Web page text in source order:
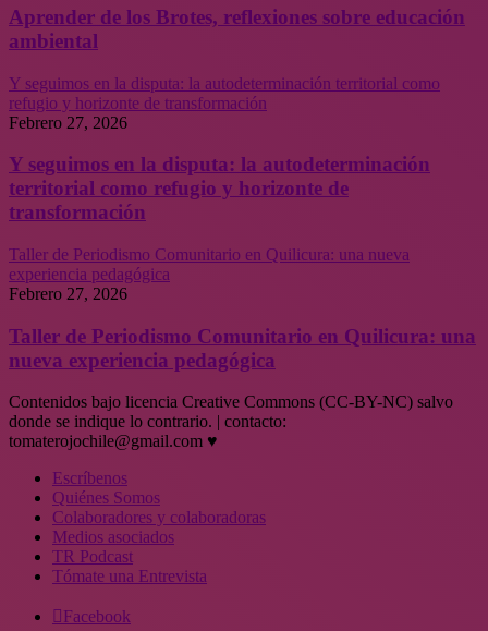
Aprender de los Brotes, reflexiones sobre educación
ambiental
Y seguimos en la disputa: la autodeterminación territorial como
refugio y horizonte de transformación
Febrero 27, 2026
Y seguimos en la disputa: la autodeterminación
territorial como refugio y horizonte de
transformación
Taller de Periodismo Comunitario en Quilicura: una nueva
experiencia pedagógica
Febrero 27, 2026
Taller de Periodismo Comunitario en Quilicura: una
nueva experiencia pedagógica
Contenidos bajo licencia Creative Commons (CC-BY-NC) salvo
donde se indique lo contrario. | contacto:
tomaterojochile@gmail.com ♥
Escríbenos
Quiénes Somos
Colaboradores y colaboradoras
Medios asociados
TR Podcast
Tómate una Entrevista
Facebook